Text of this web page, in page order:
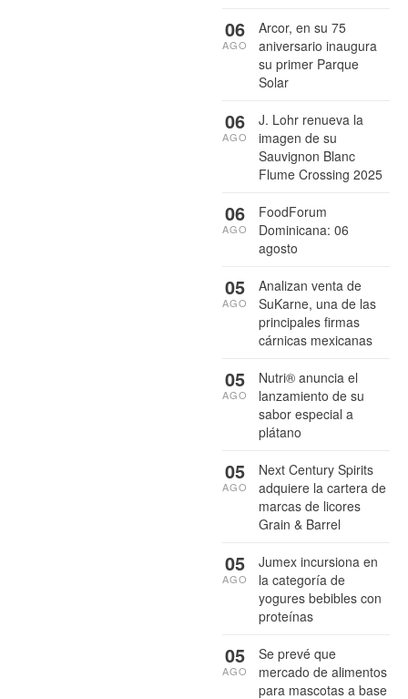
Arcor, en su 75
aniversario inaugura
su primer Parque
Solar
06
AGO
J. Lohr renueva la
imagen de su
Sauvignon Blanc
Flume Crossing 2025
06
AGO
FoodForum
Dominicana: 06
agosto
06
AGO
Analizan venta de
SuKarne, una de las
principales firmas
cárnicas mexicanas
05
AGO
Nutri® anuncia el
lanzamiento de su
sabor especial a
plátano
05
AGO
Next Century Spirits
adquiere la cartera de
marcas de licores
Grain & Barrel
05
AGO
Jumex incursiona en
la categoría de
yogures bebibles con
proteínas
05
AGO
Se prevé que
mercado de alimentos
para mascotas a base
05
AGO